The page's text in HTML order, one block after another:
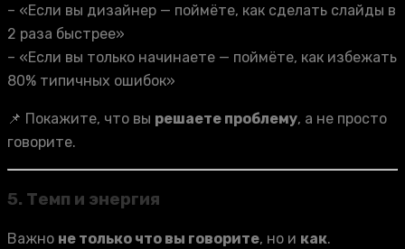
– «Если вы дизайнер — поймёте, как сделать слайды в
2 раза быстрее»
– «Если вы только начинаете — поймёте, как избежать
80% типичных ошибок»
📌 Покажите, что вы решаете проблему, а не просто
говорите.
5. Темп и энергия
Важно не только что вы говорите, но и как.